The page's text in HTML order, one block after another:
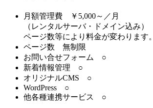
月額管理費 ￥5,000～／月
（レンタルサーバ・ドメイン込み）
ページ数等により料金が変わります。
ページ数 無制限
お問い合せフォーム ○
新着情報管理 ○
オリジナルCMS ○
WordPress ○
他各種連携サービス ○